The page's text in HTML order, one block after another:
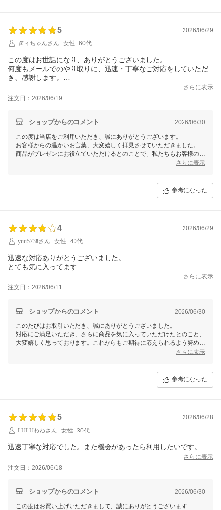
5
2026/06/29
ぎィちゃんさん
女性 60代
この度はお世話になり、ありがとうございました。
何度もメールでのやり取りに、迅速・丁寧なご対応をしていただ
き、感謝します。
ありがとうございました。
さらに表示
注文日：2026/06/19
ショップからのコメント 2026/06/30
この度は当店をご利用いただき、誠にありがとうございます。
お客様からの温かいお言葉、大変嬉しく拝見させていただきました。
商品がプレゼンにお役立ていただけるとのことで、私たちもお客様のお
ざいましたらお気軽にお知らせください。今後ともどうぞよろしくお願
さらに表示
参考になった
4
2026/06/29
yuu5738さん
女性 40代
迅速な対応ありがとうございました。
とても気に入ってます
さらに表示
注文日：2026/06/11
ショップからのコメント 2026/06/30
このたびはお取引いただき、誠にありがとうございました。
対応にご満足いただき、さらに商品を気に入っていただけたとのこと、
大変嬉しく思っております。これからもご期待に応えられるよう努めて
さらに表示
参考になった
5
2026/06/28
LULUねねさん
女性 30代
迅速丁寧な対応でした。また機会があったら利用したいです。
さらに表示
注文日：2026/06/18
ショップからのコメント 2026/06/30
この度はお買い上げいただきまして、誠にありがとうございます